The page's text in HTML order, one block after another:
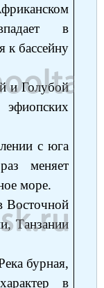
в
к бассейну
и Голубой
с юга
меняет
море.
Восточной
Танзании
бурная,
в